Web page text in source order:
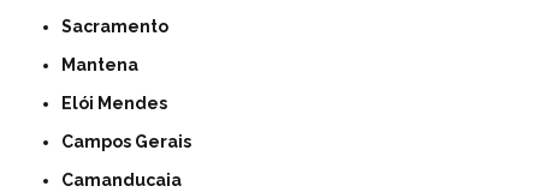
Sacramento
Mantena
Elói Mendes
Campos Gerais
Camanducaia